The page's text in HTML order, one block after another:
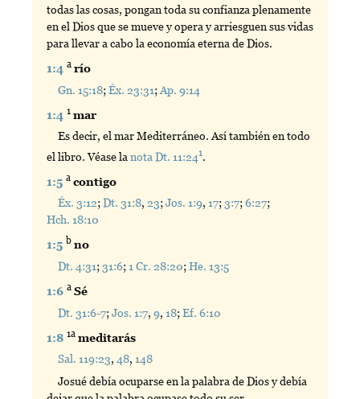
todas las cosas, pongan toda su confianza plenamente
en el Dios que se mueve y opera y arriesguen sus vidas
para llevar a cabo la economía eterna de Dios.
1:4a río
Gn. 15:18;Éx. 23:31;Ap. 9:14
1:41 mar
Es decir, el mar Mediterráneo. Así también en todo
el libro. Véase lanota Dt. 11:241.
1:5a contigo
Éx. 3:12;Dt. 31:8,23;Jos. 1:9, 17; 3:7;6:27;
Hch. 18:10
1:5 b no
Dt. 4:31; 31:6; 1 Cr. 28:20;He. 13:5
1:6a Sé
Dt. 31:6-7;Jos. 1:7,9, 18;Ef. 6:10
1:81a meditarás
Sal. 119:23,48, 148
Josué debía ocuparse en la palabra de Dios y debía